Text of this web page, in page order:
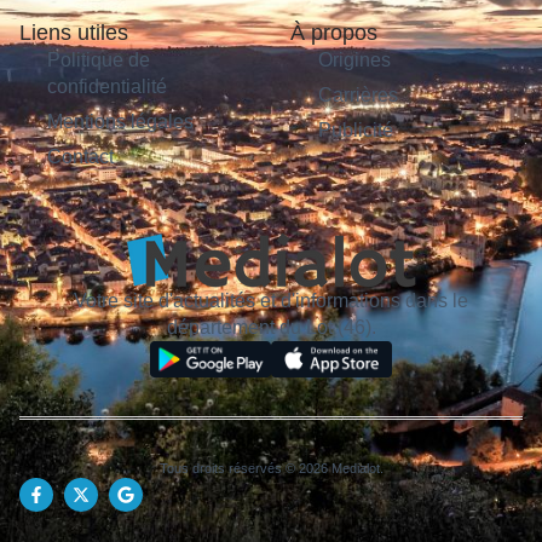
Liens utiles
Politique de
confidentialité
Mentions légales
Contact
À propos
Origines
Carrières
Publicité
Votre site d'actualités et d'informations dans le
département du Lot (46).
Tous droits réservés © 2026 Medialot.